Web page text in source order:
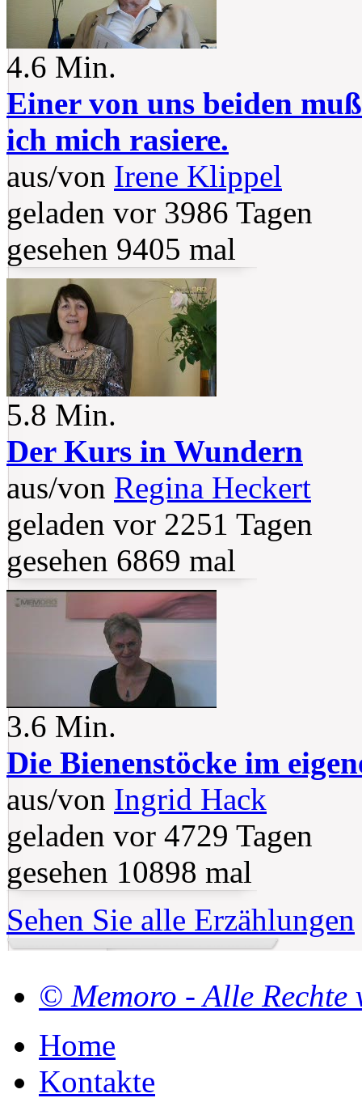
4.6 Min.
Einer von uns beiden
ich mich rasiere.
aus/von Irene Klippel
geladen vor 3986 Tagen
gesehen 9405 mal
5.8 Min.
Der Kurs in Wundern
aus/von Regina Heckert
geladen vor 2251 Tagen
gesehen 6869 mal
3.6 Min.
Die Bienenstöcke im
aus/von Ingrid Hack
geladen vor 4729 Tagen
gesehen 10898 mal
Sehen Sie alle Erzählungen
© Memoro - Alle Rechte
Home
Kontakte